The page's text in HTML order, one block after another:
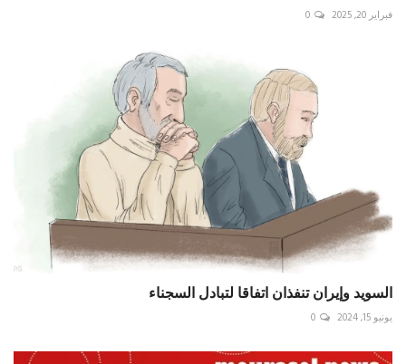
فبراير 20, 2025 0
السويد وإيران تنفذان اتفاقا لتبادل السجناء
يونيو 15, 2024 0